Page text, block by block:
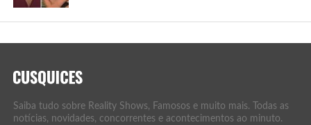
Saiba tudo sobre Reality Shows, Famosos e muito mais. Todas as
notícias, novidades, concorrentes e acontecimentos ao minuto.